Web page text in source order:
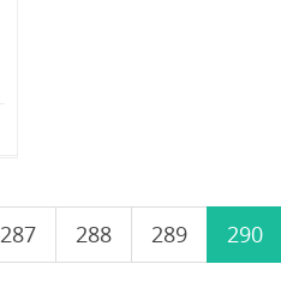
287 288 289 290